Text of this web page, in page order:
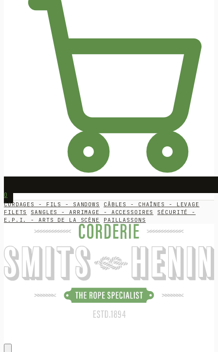
0
CORDAGES - FILS - SANDOWS
CÂBLES - CHAÎNES - LEVAGE
FILETS
SANGLES - ARRIMAGE - ACCESSOIRES
SÉCURITÉ -
E.P.I. - ARTS DE LA SCÈNE
PAILLASSONS